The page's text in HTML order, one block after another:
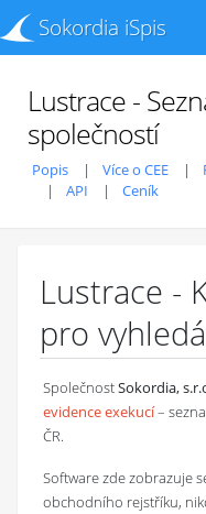
Sokordia iSpis
Lustrace -
společností
Popis Více o CEE
API
Ceník
Lustrace -
pro
SpolečnostSokordia,
evidence exekucí–
ČR.
Software zde zobrazuje
obchodního rejstříku,